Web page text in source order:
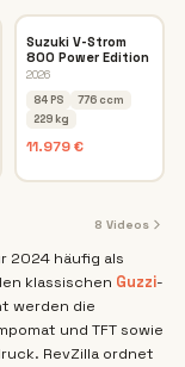
Suzuki V-Strom
800 Power Edition
2026
84 PS
776 ccm
229 kg
11.979 €
8 Videos
2024 häufig als
klassischen Guzzi-
werden die
und TFT sowie
RevZilla ordnet